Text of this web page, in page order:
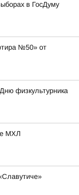
в ГосДуму
№50» от
физкультурника
МХЛ